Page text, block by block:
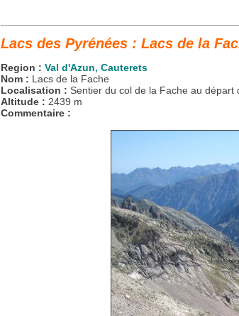
Lacs des Pyrénées : Lacs de la
Region : Val d'Azun, Cauterets
Nom : Lacs de la Fache
Localisation : Sentier du col de la Fache au départ
Altitude : 2439 m
Commentaire :